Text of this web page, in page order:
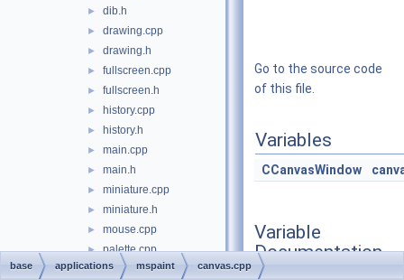
► dib.h
► drawing.cpp
► drawing.h
► fullscreen.cpp
► fullscreen.h
► history.cpp
► history.h
► main.cpp
► main.h
► miniature.cpp
► miniature.h
► mouse.cpp
► palette.cpp
► palette.h
Go to the source code
of this file.
Variables
CCanvasWindow
Variable
Documentation
base applications mspaint canvas.cpp